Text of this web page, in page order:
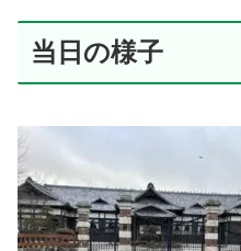
当日の様子